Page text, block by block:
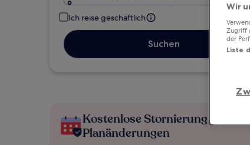
Ich reise geschäftlich
Suchen
Kostenlose Stornierung bei
Planänderungen
Wir
Zugriff
der
Liste